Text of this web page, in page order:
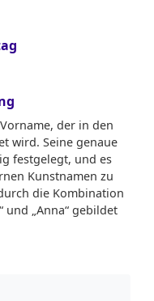
der in den
wird. Seine genaue
festgelegt, und es
Kunstnamen zu
die Kombination
und „Anna“ gebildet